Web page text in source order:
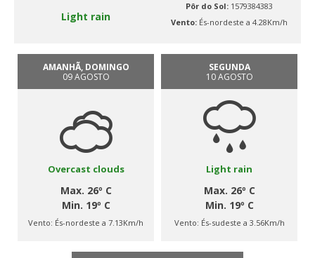
Light rain
Pôr do Sol: 1579384383
Vento: És-nordeste a 4.28Km/h
AMANHÃ, DOMINGO
09 AGOSTO
Overcast clouds
Max. 26º C
Min. 19º C
Vento: És-nordeste a 7.13Km/h
SEGUNDA
10 AGOSTO
Light rain
Max. 26º C
Min. 19º C
Vento: És-sudeste a 3.56Km/h